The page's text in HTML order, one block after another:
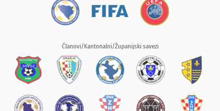
Članovi/Kantonalni/Županijski savezi